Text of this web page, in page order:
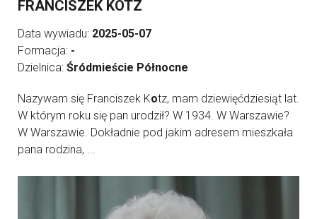
FRANCISZEK KOTZ
Data wywiadu: 2025-05-07
Formacja: -
Dzielnica: Śródmieście Północne
Nazywam się Franciszek Kotz, mam dziewięćdziesiąt lat.
W którym roku się pan urodził? W 1934. W Warszawie?
W Warszawie. Dokładnie pod jakim adresem mieszkała
pana rodzina, ...